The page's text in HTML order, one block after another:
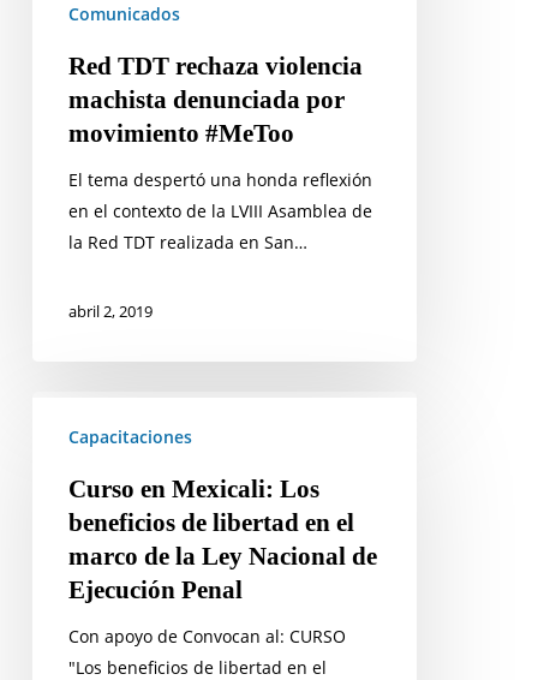
#MeTooComunicados
Red TDT rechaza violencia
machista denunciada por
movimiento #MeToo
El tema despertó una honda reflexión
en el contexto de la LVIII Asamblea de
la Red TDT realizada en San…
abril 2, 2019
beneficios
libertad
Capacitaciones
Curso en Mexicali: Los
beneficios de libertad en el
marco de la Ley Nacional de
Ejecución Penal
Con apoyo de Convocan al: CURSO
"Los beneficios de libertad en el